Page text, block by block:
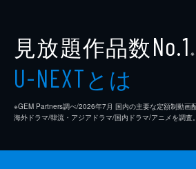
見放題作品数No.1 ※
U-NEXTとは
※GEM Partners調べ/2026年7⽉ 国内の主要な定額制動画
海外ドラマ/韓流・アジアドラマ/国内ドラマ/アニメを調査